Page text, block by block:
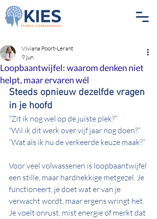
Loopbaantwijfel: waarom denken niet
helpt, maar ervaren wél
Viviana Poort-Lerant
9 jun
Steeds opnieuw dezelfde vragen
in je hoofd
“Zit ik nog wel op de juiste plek?”
“Wil ik dit werk over vijf jaar nog doen?”
“Wat als ik nu de verkeerde keuze maak?”
Voor veel volwassenen is loopbaantwijfel
een stille, maar hardnekkige metgezel. Je
functioneert, je doet wat er van je
verwacht wordt, maar ergens wringt het.
Je voelt onrust, mist energie of merkt dat